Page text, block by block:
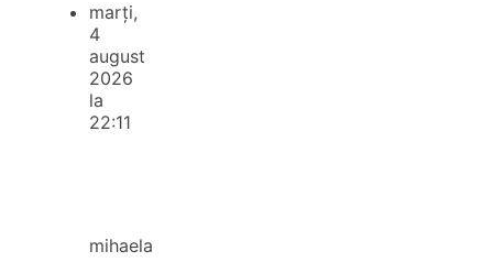
marți,
4
august
2026
la
22:11
mihaela